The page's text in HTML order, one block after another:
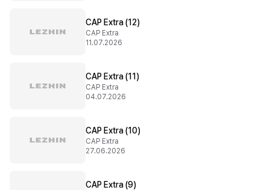
CAP Extra (12)
CAP Extra
11.07.2026
CAP Extra (11)
CAP Extra
04.07.2026
CAP Extra (10)
CAP Extra
27.06.2026
CAP Extra (9)